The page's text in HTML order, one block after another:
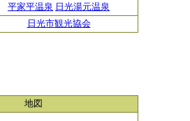
平家平温泉 日光湯元温泉
日光市観光協会
地図